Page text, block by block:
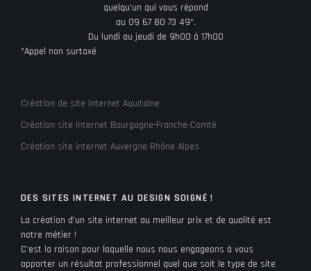
quelqu’un qui vous répond
au 09 67 80 73 49*.
Du lundi au jeudi de 9h00 à 17h00
*Appel non surtaxé
Création de site internet Aquitaine
Création site internet Bourgogne-Franche-Comté
Création site internet Auvergne Rhône Alpes
DES SITES INTERNET AU DESIGN SOIGNÉ !
La création d’un site internet au meilleur prix et de qualité est
notre métier !
C’est la raison pour laquelle nous nous engageons à vous
apporter un résultat professionnel quel que soit le type de site